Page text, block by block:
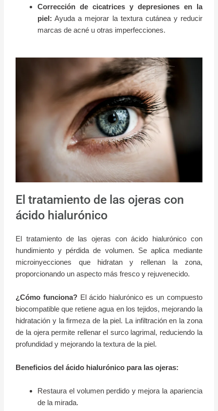
Corrección de cicatrices y depresiones en la
piel: Ayuda a mejorar la textura cutánea y reducir
marcas de acné u otras imperfecciones.
El tratamiento de las ojeras con
ácido hialurónico
El tratamiento de las ojeras con ácido hialurónico con
hundimiento y pérdida de volumen. Se aplica mediante
microinyecciones que hidratan y rellenan la zona,
proporcionando un aspecto más fresco y rejuvenecido.
¿Cómo funciona? El ácido hialurónico es un compuesto
biocompatible que retiene agua en los tejidos, mejorando la
hidratación y la firmeza de la piel. La infiltración en la zona
de la ojera permite rellenar el surco lagrimal, reduciendo la
profundidad y mejorando la textura de la piel.
Beneficios del ácido hialurónico para las ojeras:
Restaura el volumen perdido y mejora la apariencia
de la mirada.